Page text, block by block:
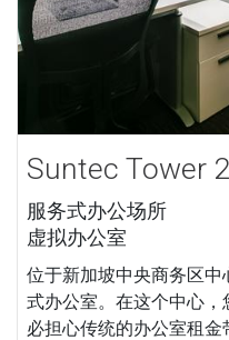
Suntec Tower 2
服务式办公场所
虚拟办公室
位于新加坡中央商务区
式办公室。在这个中心
必担心传统的办公室租